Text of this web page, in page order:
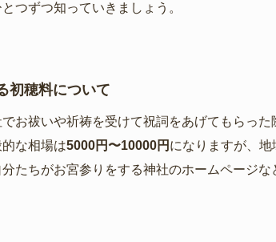
つずつ知っていきましょう。
初穂料について
お祓いや祈祷を受けて祝詞をあげてもらっ
な相場は5000円〜10000円 になりますが、地
たちがお宮参りをする神社のホームページな